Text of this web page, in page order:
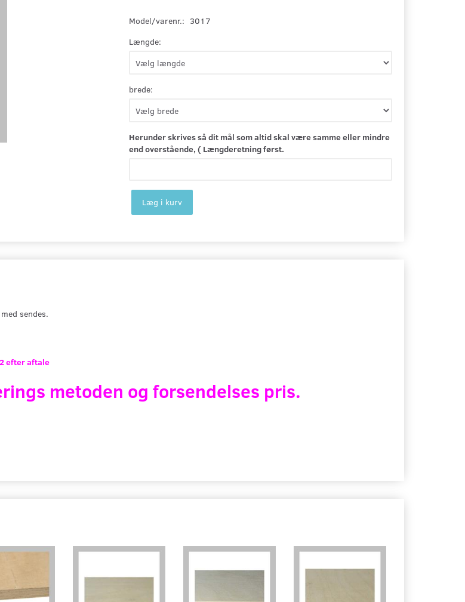
Model/varenr.: 3017
Længde:
brede:
Herunder skrives så dit mål som altid skal være samme eller mindre
end overstående, ( Længderetning først.
Læg i kurv
sendes.
efter aftale
metoden og forsendelses pris.